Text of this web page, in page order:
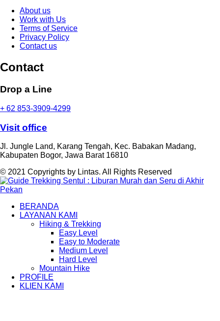
About us
Work with Us
Terms of Service
Privacy Policy
Contact us
Contact
Drop a Line
+ 62 853-3909-4299
Visit office
Jl. Jungle Land, Karang Tengah, Kec. Babakan Madang,
Kabupaten Bogor, Jawa Barat 16810
© 2021 Copyrights by Lintas. All Rights Reserved
BERANDA
LAYANAN KAMI
Hiking & Trekking
Easy Level
Easy to Moderate
Medium Level
Hard Level
Mountain Hike
PROFILE
KLIEN KAMI